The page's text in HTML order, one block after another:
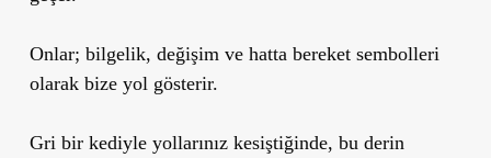
Onlar; bilgelik, değişim ve hatta bereket sembolleri
olarak bize yol gösterir.
Gri bir kediyle yollarınız kesiştiğinde, bu derin